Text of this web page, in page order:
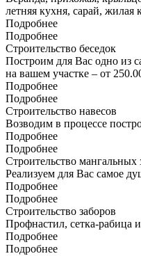
летняя кухня, сарай, жилая
Подробнее
Подробнее
Строительство беседок
Построим для Вас одно из
на вашем участке – от
Подробнее
Подробнее
Строительство навесов
Возводим в процессе
Подробнее
Подробнее
Строительство мангальных
Реализуем для Вас самое
Подробнее
Подробнее
Строительство заборов
Профнастил, сетка-рабица
Подробнее
Подробнее